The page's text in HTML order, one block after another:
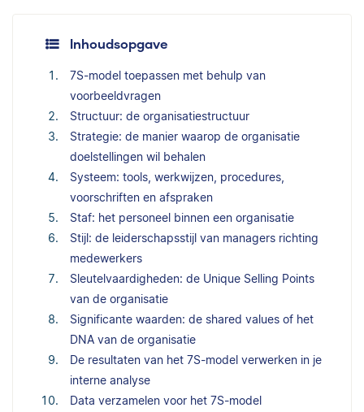
Inhoudsopgave
7S-model toepassen met behulp van
voorbeeldvragen
Structuur: de organisatiestructuur
Strategie: de manier waarop de organisatie
doelstellingen wil behalen
Systeem: tools, werkwijzen, procedures,
voorschriften en afspraken
Staf: het personeel binnen een organisatie
Stijl: de leiderschapsstijl van managers richting
medewerkers
Sleutelvaardigheden: de Unique Selling Points
van de organisatie
Significante waarden: de shared values of het
DNA van de organisatie
De resultaten van het 7S-model verwerken in je
interne analyse
Data verzamelen voor het 7S-model